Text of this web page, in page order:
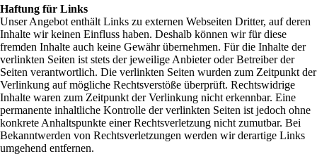
Haftung für Links
Unser Angebot enthält Links zu externen Webseiten Dritter, auf deren
Inhalte wir keinen Einfluss haben. Deshalb können wir für diese
fremden Inhalte auch keine Gewähr übernehmen. Für die Inhalte der
verlinkten Seiten ist stets der jeweilige Anbieter oder Betreiber der
Seiten verantwortlich. Die verlinkten Seiten wurden zum Zeitpunkt der
Verlinkung auf mögliche Rechtsverstöße überprüft. Rechtswidrige
Inhalte waren zum Zeitpunkt der Verlinkung nicht erkennbar. Eine
permanente inhaltliche Kontrolle der verlinkten Seiten ist jedoch ohne
konkrete Anhaltspunkte einer Rechtsverletzung nicht zumutbar. Bei
Bekanntwerden von Rechtsverletzungen werden wir derartige Links
umgehend entfernen.